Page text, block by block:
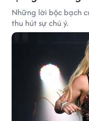
Những lời bộc bạch
thu hút sự chú ý.